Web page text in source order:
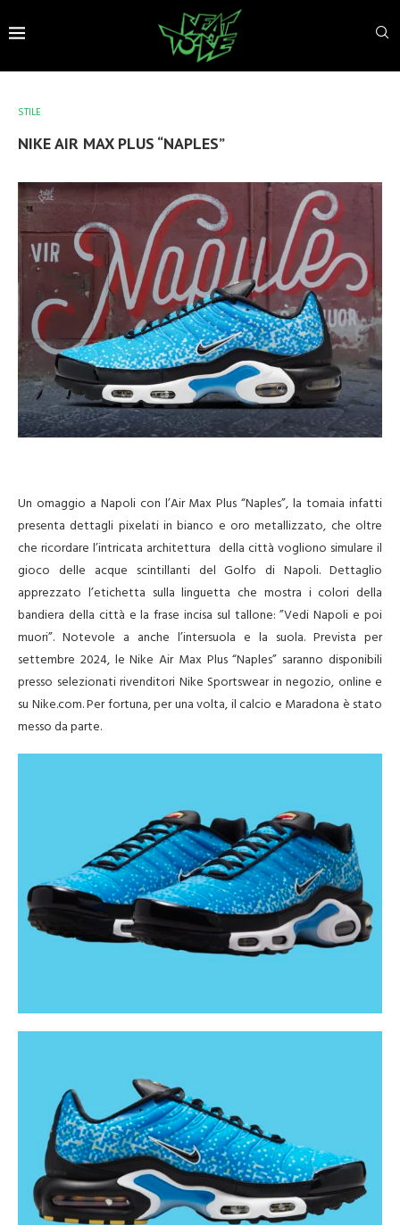
STILE
NIKE AIR MAX PLUS “NAPLES”
Un omaggio a Napoli con l’Air Max Plus “Naples”, la tomaia infatti
presenta dettagli pixelati in bianco e oro metallizzato, che oltre
che ricordare l’intricata architettura della città vogliono simulare il
gioco delle acque scintillanti del Golfo di Napoli. Dettaglio
apprezzato l’etichetta sulla linguetta che mostra i colori della
bandiera della città e la frase incisa sul tallone: ​​”Vedi Napoli e poi
muori”. Notevole a anche l’intersuola e la suola. Prevista per
settembre 2024, le Nike Air Max Plus “Naples” saranno disponibili
presso selezionati rivenditori Nike Sportswear in negozio, online e
su Nike.com. Per fortuna, per una volta, il calcio e Maradona è stato
messo da parte.